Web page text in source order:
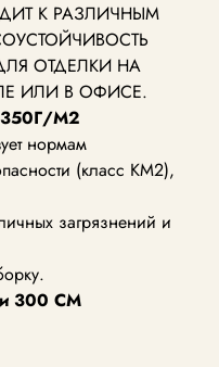
К РАЗЛИЧНЫМ
ОТДЕЛКИ НА
ИЛИ В ОФИСЕ.
М2
нормам
(класс КМ2),
загрязнений и
300 СМ